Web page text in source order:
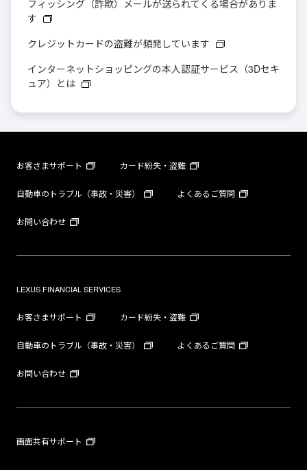
フィッシング（詐欺）メールが送られてくる場合がありま
す
クレジットカードの盗難が頻発しています
インターネットショッピングの本人認証サービス（3Dセキ
ュア）とは
お客さまサポート カード紛失・盗難
自動車のトラブル（事故・災害） よくあるご質問
お問い合わせ
LEXUS FINANCIAL SERVICES
お客さまサポート カード紛失・盗難
自動車のトラブル（事故・災害） よくあるご質問
お問い合わせ
画面共有サポート